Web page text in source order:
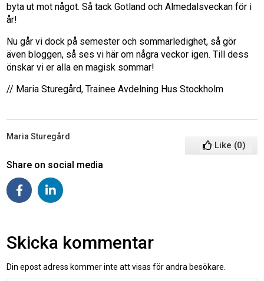
byta ut mot något. Så tack Gotland och Almedalsveckan för i
år!
Nu går vi dock på semester och sommarledighet, så gör
även bloggen, så ses vi här om några veckor igen. Till dess
önskar vi er alla en magisk sommar!
// Maria Sturegård, Trainee Avdelning Hus Stockholm
Maria Sturegård
Like (0)
Share on social media
Skicka kommentar
Din epost adress kommer inte att visas för andra besökare.